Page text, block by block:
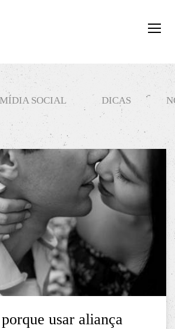
MÍDIA SOCIAL DICAS
usar aliança